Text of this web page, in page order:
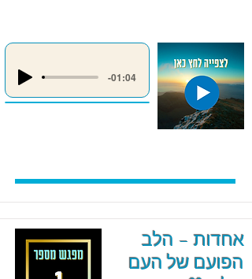
-01:04
אחדות – הלב
הפועם של העם